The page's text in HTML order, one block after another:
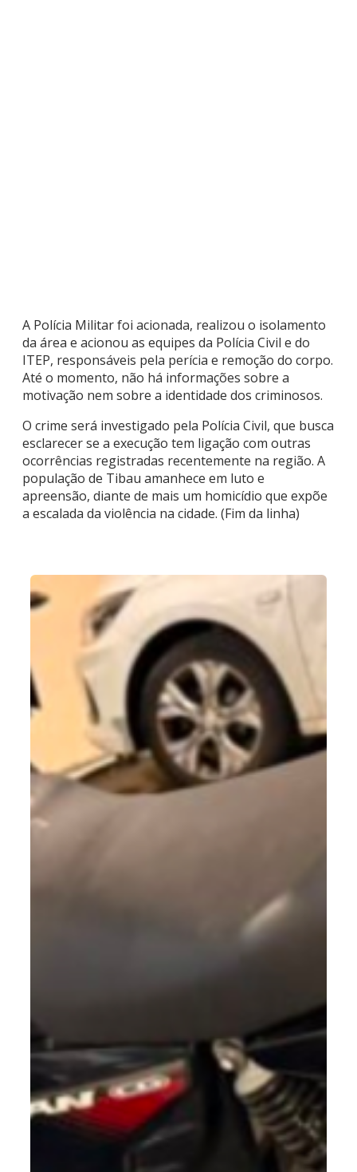
A Polícia Militar foi acionada, realizou o isolamento
da área e acionou as equipes da Polícia Civil e do
ITEP, responsáveis pela perícia e remoção do corpo.
Até o momento, não há informações sobre a
motivação nem sobre a identidade dos criminosos.
O crime será investigado pela Polícia Civil, que busca
esclarecer se a execução tem ligação com outras
ocorrências registradas recentemente na região. A
população de Tibau amanhece em luto e
apreensão, diante de mais um homicídio que expõe
a escalada da violência na cidade. (Fim da linha)